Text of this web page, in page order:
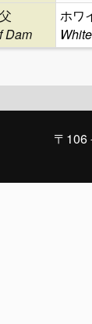
Dam
ホワ
〒106